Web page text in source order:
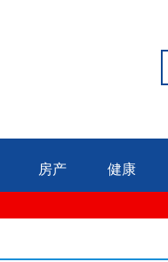
房产 健康